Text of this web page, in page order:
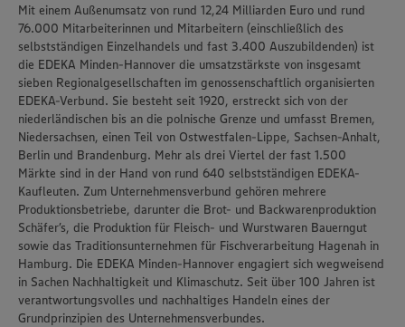
Mit einem Außenumsatz von rund 12,24 Milliarden Euro und rund
76.000 Mitarbeiterinnen und Mitarbeitern (einschließlich des
selbstständigen Einzelhandels und fast 3.400 Auszubildenden) ist
die EDEKA Minden-Hannover die umsatzstärkste von insgesamt
sieben Regionalgesellschaften im genossenschaftlich organisierten
EDEKA-Verbund. Sie besteht seit 1920, erstreckt sich von der
niederländischen bis an die polnische Grenze und umfasst Bremen,
Niedersachsen, einen Teil von Ostwestfalen-Lippe, Sachsen-Anhalt,
Berlin und Brandenburg. Mehr als drei Viertel der fast 1.500
Märkte sind in der Hand von rund 640 selbstständigen EDEKA-
Kaufleuten. Zum Unternehmensverbund gehören mehrere
Produktionsbetriebe, darunter die Brot- und Backwarenproduktion
Schäfer’s, die Produktion für Fleisch- und Wurstwaren Bauerngut
sowie das Traditionsunternehmen für Fischverarbeitung Hagenah in
Hamburg. Die EDEKA Minden-Hannover engagiert sich wegweisend
in Sachen Nachhaltigkeit und Klimaschutz. Seit über 100 Jahren ist
verantwortungsvolles und nachhaltiges Handeln eines der
Grundprinzipien des Unternehmensverbundes.